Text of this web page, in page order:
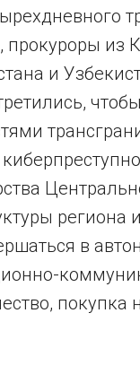
прокуроры из
и
региона
в
покупка